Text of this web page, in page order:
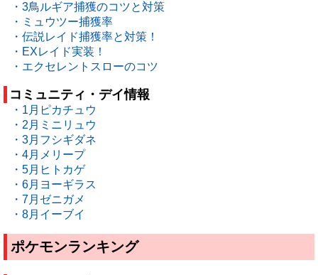
・3鳥ルギア捕獲のコツと対策
・ミュウツー捕獲率
・伝説レイド捕獲率と対策！
・EXレイド実装！
・エクセレントスローのコツ
コミュニティ・デイ情報
・1月ピカチュウ
・2月ミニリュウ
・3月フシギダネ
・4月メリープ
・5月ヒトカゲ
・6月ヨーギラス
・7月ゼニガメ
・8月イーブイ
ポケモンランキング